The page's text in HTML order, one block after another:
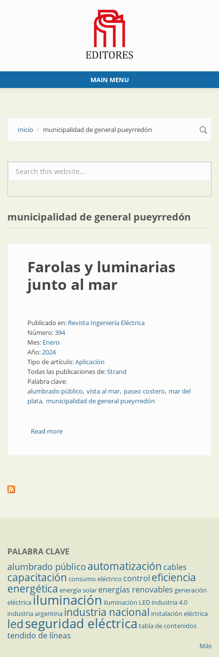
MAIN MENU
Inicio municipalidad de general pueyrredón
Formulario de búsqueda
municipalidad de general pueyrredón
Farolas y luminarias
junto al mar
Publicado en: Revista Ingeniería Eléctrica
Número:394
Mes: Enero
Año:2024
Tipo de artículo:Aplicación
Todas las publicaciones de:Strand
Palabra clave:
alumbrado público vista al mar paseo costero mar del
plata municipalidad de general pueyrredón
Read moreabout Farolas y luminarias junto al mar
PALABRA CLAVE
alumbrado público automatización cables
capacitación consumo eléctrico control eficiencia
energética energía solar energías renovables generación
eléctricailuminación iluminación LED industria 4.0
industria argentina industria nacional instalación eléctrica
ledseguridad eléctrica tabla de contenidos
tendido de líneas
Más